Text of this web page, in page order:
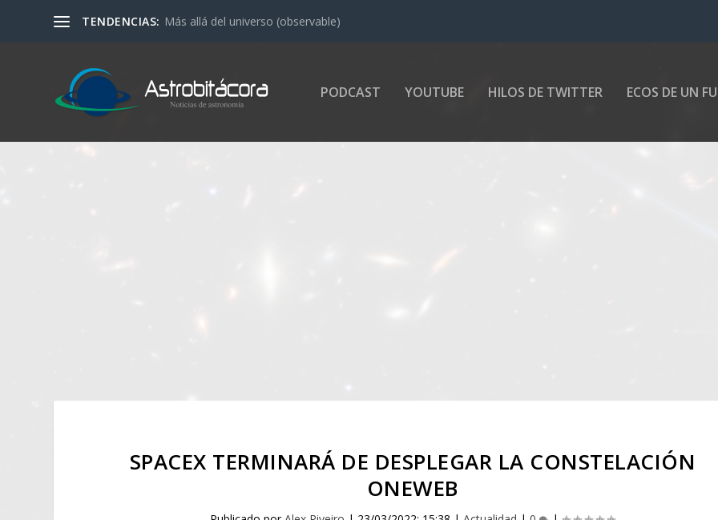
TENDENCIAS: Más allá del universo (observable)
PODCAST YOUTUBE HILOS DE TWITTER ECOS DE UN
SPACEX TERMINARÁ DE DESPLEGAR LA CONSTELACIÓN
ONEWEB